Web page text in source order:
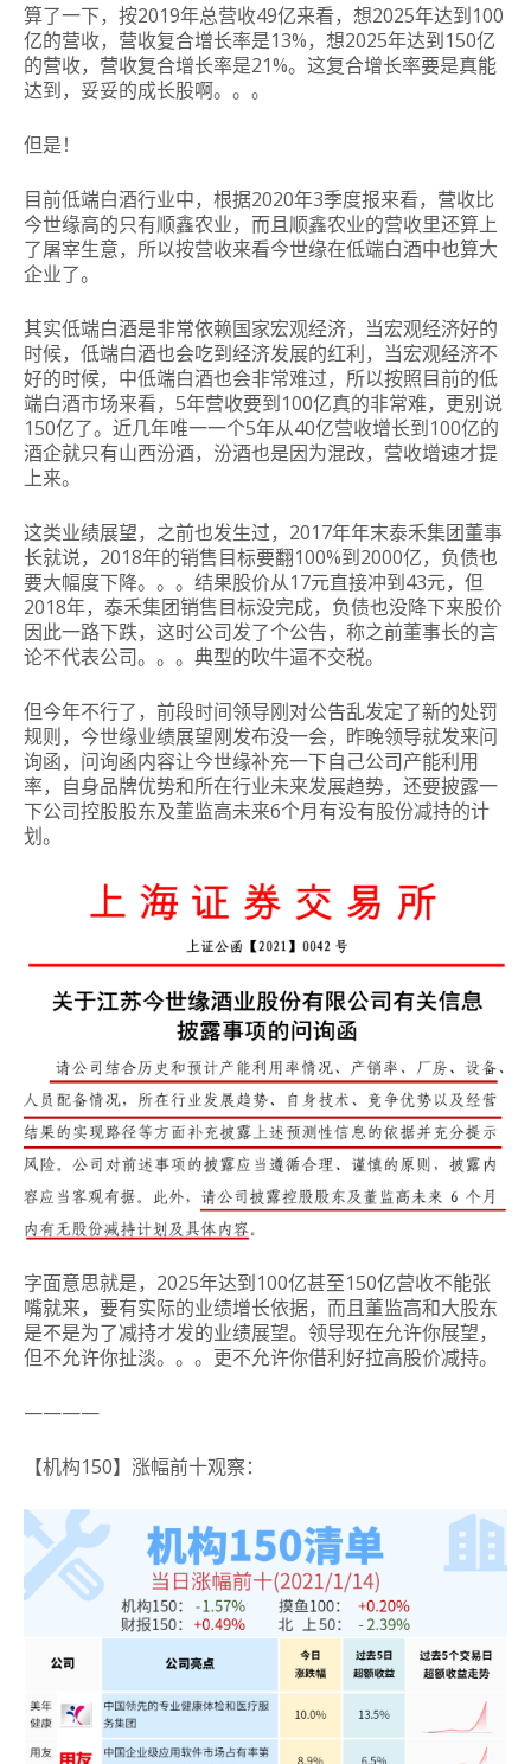
算了一下，按2019年总营收49亿来看，想2025年达到100
亿的营收，营收复合增长率是13%，想2025年达到150亿
的营收，营收复合增长率是21%。这复合增长率要是真能
达到，妥妥的成长股啊。。。
但是！
目前低端白酒行业中，根据2020年3季度报来看，营收比
今世缘高的只有顺鑫农业，而且顺鑫农业的营收里还算上
了屠宰生意，所以按营收来看今世缘在低端白酒中也算大
企业了。
其实低端白酒是非常依赖国家宏观经济，当宏观经济好的
时候，低端白酒也会吃到经济发展的红利，当宏观经济不
好的时候，中低端白酒也会非常难过，所以按照目前的低
端白酒市场来看，5年营收要到100亿真的非常难，更别说
150亿了。近几年唯一一个5年从40亿营收增长到100亿的
酒企就只有山西汾酒，汾酒也是因为混改，营收增速才提
上来。
这类业绩展望，之前也发生过，2017年年末泰禾集团董事
长就说，2018年的销售目标要翻100%到2000亿，负债也
要大幅度下降。。。结果股价从17元直接冲到43元，但
2018年，泰禾集团销售目标没完成，负债也没降下来股价
因此一路下跌，这时公司发了个公告，称之前董事长的言
论不代表公司。。。典型的吹牛逼不交税。
但今年不行了，前段时间领导刚对公告乱发定了新的处罚
规则，今世缘业绩展望刚发布没一会，昨晚领导就发来问
询函，问询函内容让今世缘补充一下自己公司产能利用
率，自身品牌优势和所在行业未来发展趋势，还要披露一
下公司控股股东及董监高未来6个月有没有股份减持的计
划。
字面意思就是，2025年达到100亿甚至150亿营收不能张
嘴就来，要有实际的业绩增长依据，而且董监高和大股东
是不是为了减持才发的业绩展望。领导现在允许你展望，
但不允许你扯淡。。。更不允许你借利好拉高股价减持。
————
【机构150】涨幅前十观察：